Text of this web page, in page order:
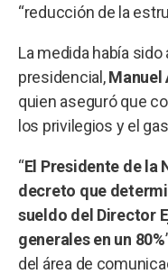
“reducción de la
La medida había
presidencial,Manuel
quien aseguró que
los privilegios y el
“El Presidente de la
decreto que
sueldo del Director
generales en un 80%
del área de